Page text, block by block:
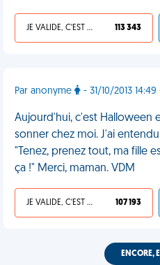
JE VALIDE, C'EST UNE VDM 113 343
Par anonyme - 31/10/2013
Aujourd'hui, c'est Halloween
sonner chez moi. J'ai
"Tenez, prenez tout, ma fille
ça !" Merci, maman. VDM
JE VALIDE, C'EST UNE VDM 107 193
ENCORE,